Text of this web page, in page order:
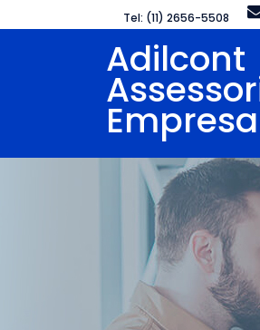
Tel: (11) 2656-5508
Adilcont